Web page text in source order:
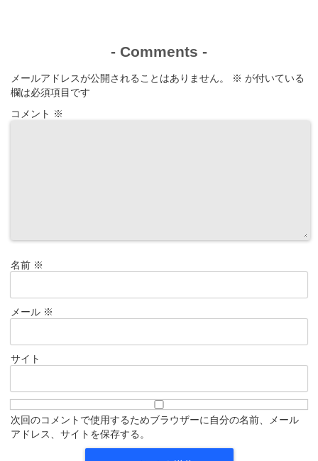
- Comments -
メールアドレスが公開されることはありません。 ※ が付いている
欄は必須項目です
コメント ※
名前 ※
メール ※
サイト
次回のコメントで使用するためブラウザーに自分の名前、メール
アドレス、サイトを保存する。